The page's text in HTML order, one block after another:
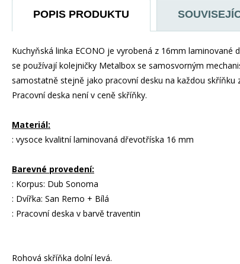
POPIS PRODUKTU
Kuchyňská linka ECONO je vyrobená z 16mm laminované
se používají kolejničky Metalbox se samosvorným
samostatně stejně jako pracovní desku na každou skříňku
Pracovní deska není v ceně skříňky.
Materiál:
: vysoce kvalitní laminovaná dřevotříska 16 mm
Barevné provedení:
: Korpus: Dub Sonoma
: Dvířka: San Remo + Bílá
: Pracovní deska v barvě traventin
Rohová skříňka dolní levá.